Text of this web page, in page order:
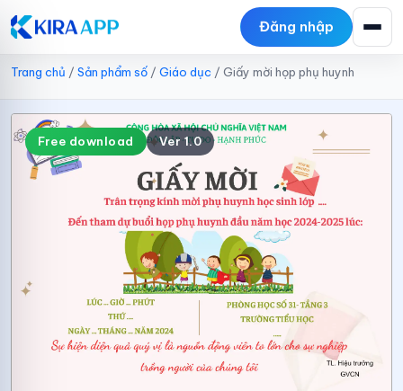
Đăng nhập
Trang chủ / Sản phẩm số / Giáo dục / Giấy mời họp phụ huynh
Free download Ver 1.0